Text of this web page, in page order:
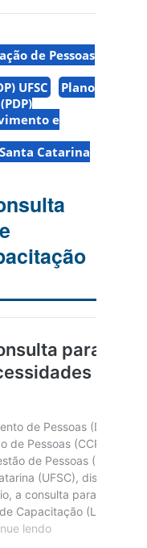
de Pessoas
UFSC
Plano
e
Catarina